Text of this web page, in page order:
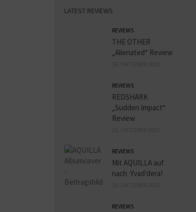
LATEST REVIEWS
REVIEWS
THE OTHER
„Alienated“ Review
REVIEWS
REDSHARK
„Sudden Impact“
Review
REVIEWS
Mit AQUILLA auf
nach Yvad’dera!
REVIEWS